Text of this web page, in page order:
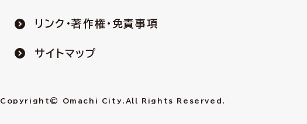
リンク・著作権・免責事項
サイトマップ
Copyright© Omachi City. All Rights Reserved.